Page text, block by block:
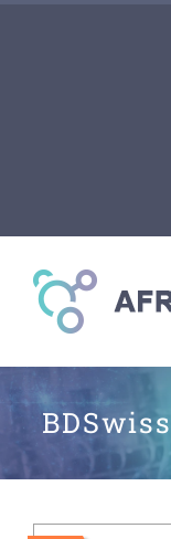
BDSwiss